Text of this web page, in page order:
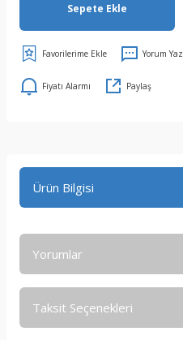
Sepete Ekle
Yorum Yaz
Fiyatı Alarmı Paylaş
Ürün Bilgisi
Yorumlar
Taksit Seçenekleri